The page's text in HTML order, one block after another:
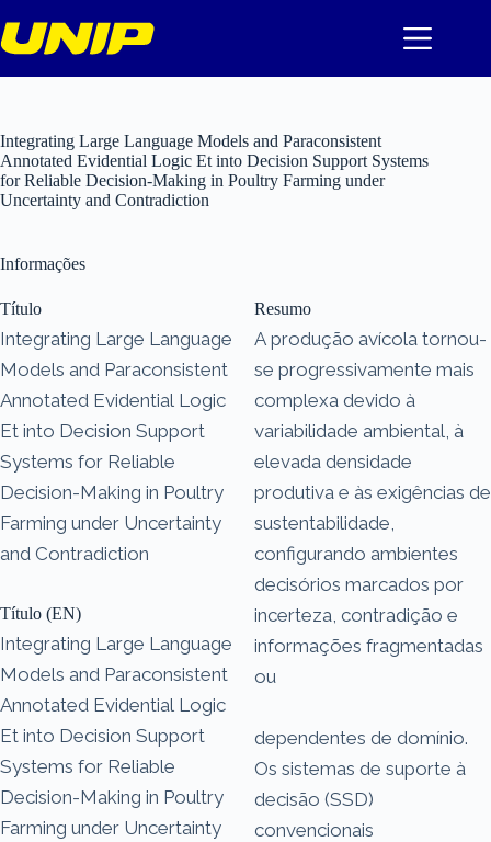
para
o
Integrating Large Language Models and Paraconsistent
Annotated Evidential Logic Et into Decision Support Systems
for Reliable Decision-Making in Poultry Farming under
Uncertainty and Contradiction
Informações
Título
Integrating Large Language
Models and Paraconsistent
Annotated Evidential Logic
Et into Decision Support
Systems for Reliable
Decision-Making in Poultry
Farming under Uncertainty
and Contradiction
Título (EN)
Integrating Large Language
Models and Paraconsistent
Annotated Evidential Logic
Et into Decision Support
Systems for Reliable
Decision-Making in Poultry
Farming under Uncertainty
Resumo
A produção avícola tornou-
se progressivamente mais
complexa devido à
variabilidade ambiental, à
elevada densidade
produtiva e às exigências de
sustentabilidade,
configurando ambientes
decisórios marcados por
incerteza, contradição e
informações fragmentadas
ou
dependentes de domínio.
Os sistemas de suporte à
decisão (SSD)
convencionais